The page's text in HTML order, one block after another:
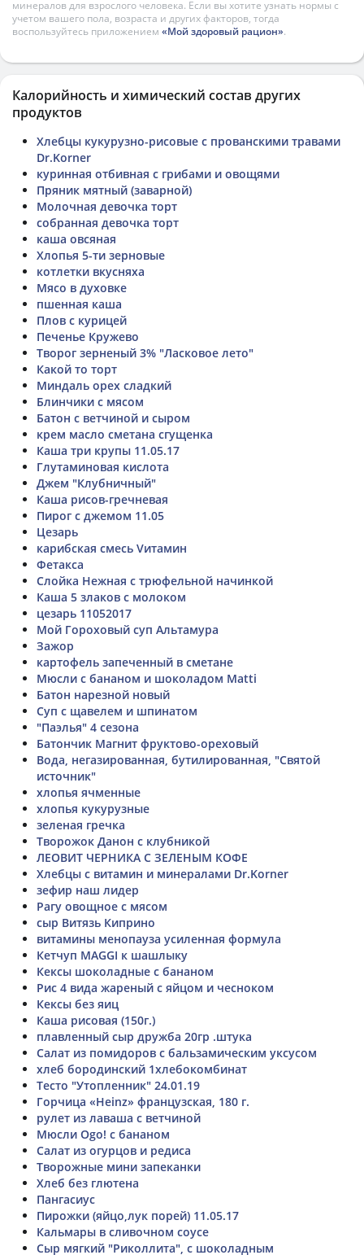
минералов для взрослого человека. Если вы хотите узнать нормы с
учетом вашего пола, возраста и других факторов, тогда
воспользуйтесь приложением «Мой здоровый рацион».
Калорийность и химический состав других
продуктов
Хлебцы кукурузно-рисовые с прованскими травами
Dr.Korner
куринная отбивная с грибами и овощями
Пряник мятный (заварной)
Молочная девочка торт
собранная девочка торт
каша овсяная
Хлопья 5-ти зерновые
котлетки вкусняха
Мясо в духовке
пшенная каша
Плов с курицей
Печенье Кружево
Творог зерненый 3% "Ласковое лето"
Какой то торт
Миндаль орех сладкий
Блинчики с мясом
Батон с ветчиной и сыром
крем масло сметана сгущенка
Каша три крупы 11.05.17
Глутаминовая кислота
Джем "Клубничный"
Каша рисов-гречневая
Пирог с джемом 11.05
Цезарь
карибская смесь Vитамин
Фетакса
Слойка Нежная с трюфельной начинкой
Каша 5 злаков с молоком
цезарь 11052017
Мой Гороховый суп Альтамура
Зажор
картофель запеченный в сметане
Мюсли с бананом и шоколадом Matti
Батон нарезной новый
Суп с щавелем и шпинатом
"Паэлья" 4 сезона
Батончик Магнит фруктово-ореховый
Вода, негазированная, бутилированная, "Святой
источник"
хлопья ячменные
хлопья кукурузные
зеленая гречка
Творожок Данон с клубникой
ЛЕОВИТ ЧЕРНИКА С ЗЕЛЕНЫМ КОФЕ
Хлебцы с витамин и минералами Dr.Korner
зефир наш лидер
Рагу овощное с мясом
сыр Витязь Киприно
витамины менопауза усиленная формула
Кетчуп MAGGI к шашлыку
Кексы шоколадные с бананом
Рис 4 вида жареный с яйцом и чесноком
Кексы без яиц
Каша рисовая (150г.)
плавленный сыр дружба 20гр .штука
Салат из помидоров с бальзамическим уксусом
хлеб бородинский 1хлебокомбинат
Тесто "Утопленник" 24.01.19
Горчица «Heinz» французская, 180 г.
рулет из лаваша с ветчиной
Мюсли Ogo! с бананом
Салат из огурцов и редиса
Творожные мини запеканки
Хлеб без глютена
Пангасиус
Пирожки (яйцо,лук порей) 11.05.17
Кальмары в сливочном соусе
Сыр мягкий "Риколлита", с шоколадным